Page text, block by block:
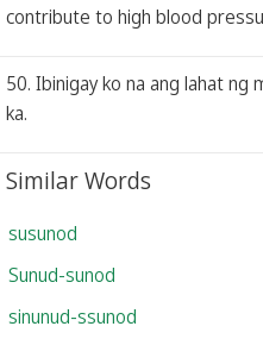
contribute to high blood
50. Ibinigay ko na ang lahat ng
ka.
Similar Words
susunod
Sunud-sunod
sinunud-ssunod